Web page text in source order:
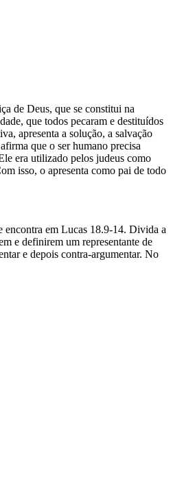
de Deus, que se constitui na
que todos pecaram e destituídos
apresenta a solução, a salvação
que o ser humano precisa
era utilizado pelos judeus como
isso, o apresenta como pai de todo
encontra em Lucas 18.9-14. Divida a
e definirem um representante de
e depois contra-argumentar. No